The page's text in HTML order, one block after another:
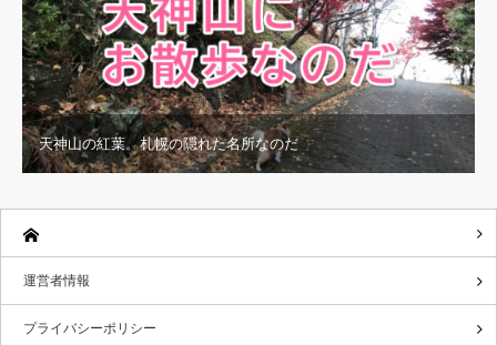
天神山の紅葉。札幌の隠れた名所なのだ
運営者情報
プライバシーポリシー